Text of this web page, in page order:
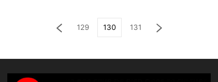
129 130 131